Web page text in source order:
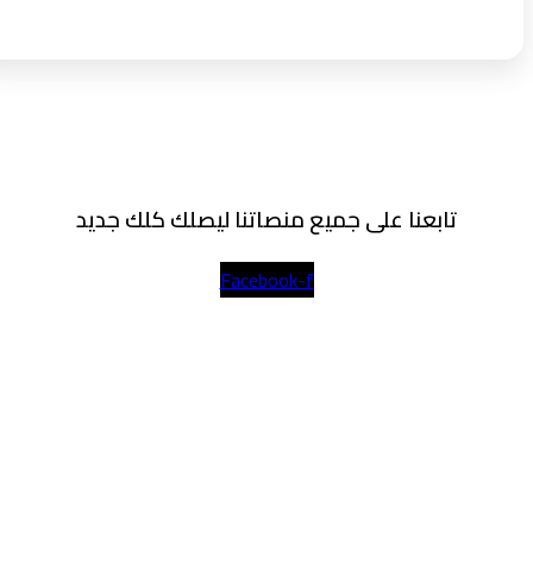
تابعنا على جميع منصاتنا ليصلك كلك جديد
Facebook-f